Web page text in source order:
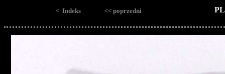
|< Indeks << poprzedni